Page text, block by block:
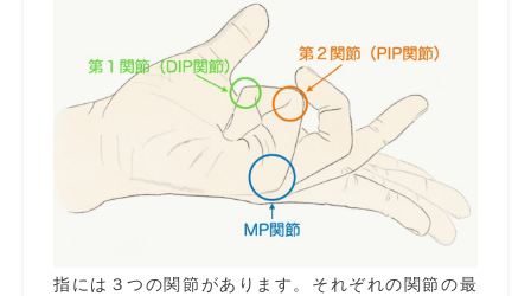
指には３つの関節があります。それぞれの関節の最